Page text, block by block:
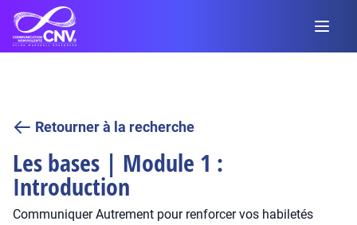
Retourner à la recherche
Les bases | Module 1 :
Introduction
Communiquer Autrement pour renforcer vos habiletés